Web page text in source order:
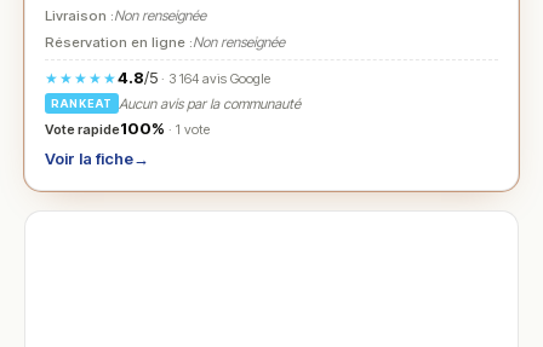
Livraison :Non renseignée
Réservation en ligne :Non renseignée
★★★★★4.8/5· 3 164 avis Google
RANKEAT
Aucun avis par la communauté
Vote rapide100% · 1 vote
Voir la fiche→